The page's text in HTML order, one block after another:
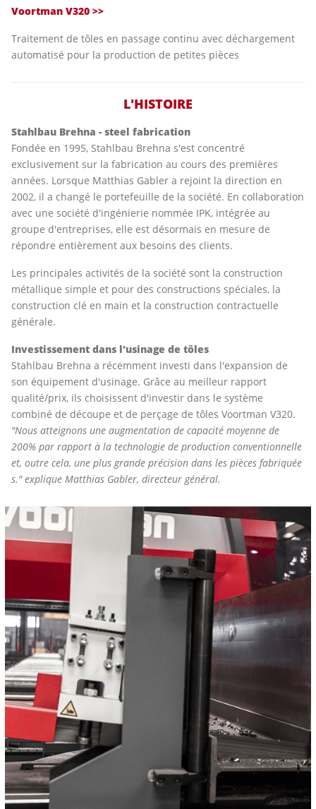
Voortman V320 >>
Traitement de tôles en passage continu avec déchargement
automatisé pour la production de petites pièces
L'HISTOIRE
Stahlbau Brehna - steel fabrication
Fondée en 1995, Stahlbau Brehna s'est concentré
exclusivement sur la fabrication au cours des premières
années. Lorsque Matthias Gabler a rejoint la direction en
2002, il a changé le portefeuille de la société. En collaboration
avec une société d'ingénierie nommée IPK, intégrée au
groupe d'entreprises, elle est désormais en mesure de
répondre entièrement aux besoins des clients.
Les principales activités de la société sont la construction
métallique simple et pour des constructions spéciales, la
construction clé en main et la construction contractuelle
générale.
Investissement dans l'usinage de tôles
Stahlbau Brehna a récemment investi dans l'expansion de
son équipement d'usinage. Grâce au meilleur rapport
qualité/prix, ils choisissent d'investir dans le système
combiné de découpe et de perçage de tôles Voortman V320.
"Nous atteignons une augmentation de capacité moyenne de
200% par rapport à la technologie de production conventionnelle
et, outre cela, une plus grande précision dans les pièces fabriquée
s." explique Matthias Gabler, directeur général.